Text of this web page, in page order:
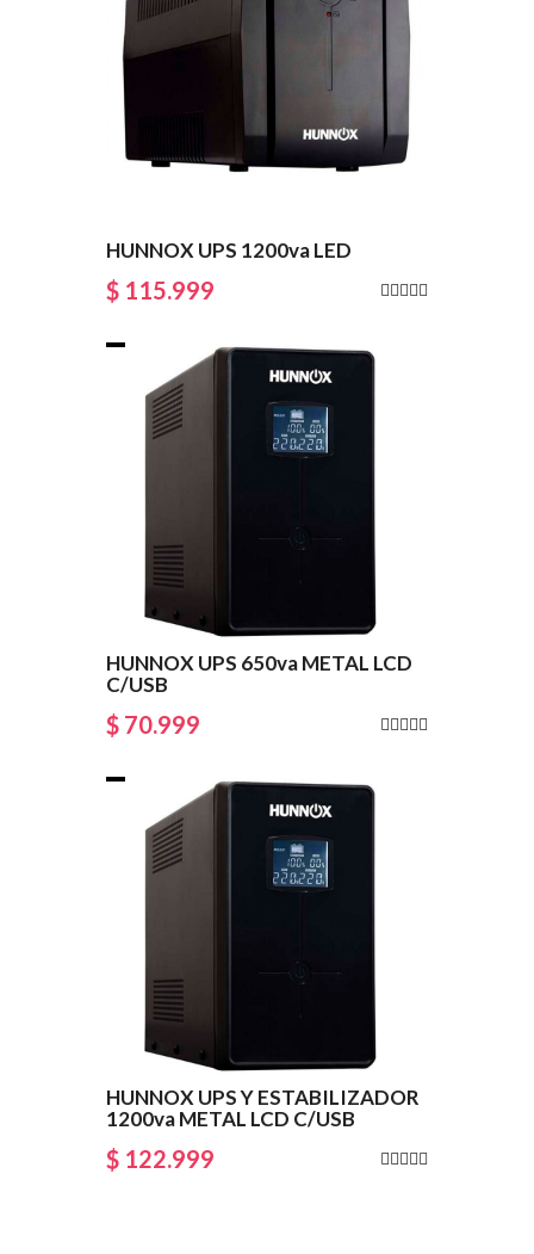
HUNNOX UPS 1200va LED
$ 115.999
HUNNOX UPS 650va METAL LCD
C/USB
$ 70.999
HUNNOX UPS Y ESTABILIZADOR
1200va METAL LCD C/USB
$ 122.999